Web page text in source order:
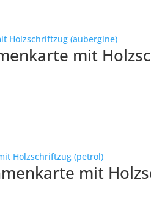
mit
mit